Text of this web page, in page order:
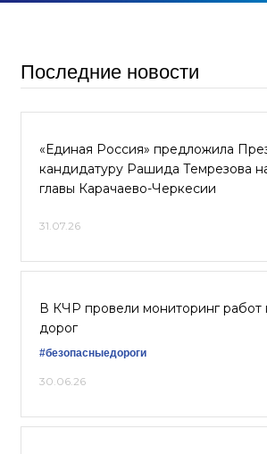
Последние новости
«Единая Россия» предложила
кандидатуру Рашида Темрезова
главы Карачаево-Черкесии
31.07.26
В КЧР провели мониторинг работ
дорог
#безопасныедороги
30.06.26